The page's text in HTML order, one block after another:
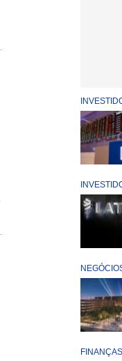
FINANÇAS